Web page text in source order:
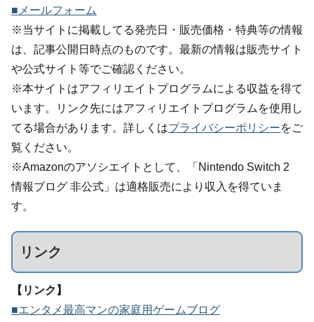
■メールフォーム
※当サイトに掲載してる発売日・販売価格・特典等の情報
は、記事公開日時点のものです。最新の情報は販売サイト
や公式サイト等でご確認ください。
※本サイトはアフィリエイトプログラムによる収益を得て
います。リンク先にはアフィリエイトプログラムを使用し
てる場合があります。詳しくはプライバシーポリシーをご
覧ください。
※Amazonのアソシエイトとして、「Nintendo Switch 2
情報ブログ 非公式」は適格販売により収入を得ていま
す。
リンク
【リンク】
■エンタメ最高マンの家庭用ゲームブログ